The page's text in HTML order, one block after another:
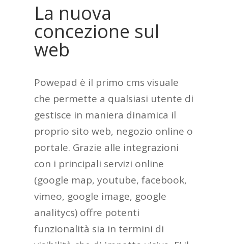
La nuova
concezione sul
web
Powepad è il primo cms visuale
che permette a qualsiasi utente di
gestisce in maniera dinamica il
proprio sito web, negozio online o
portale. Grazie alle integrazioni
con i principali servizi online
(google map, youtube, facebook,
vimeo, google image, google
analitycs) offre potenti
funzionalità sia in termini di